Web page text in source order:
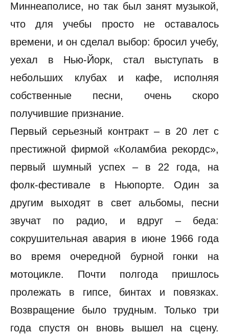
Миннеаполисе, но так был занят музыкой,
что для учебы просто не оставалось
времени, и он сделал выбор: бросил учебу,
уехал в Нью-Йорк, стал выступать в
небольших клубах и кафе, исполняя
собственные песни, очень скоро
получившие признание.
Первый серьезный контракт – в 20 лет с
престижной фирмой «Коламбиа рекордс»,
первый шумный успех – в 22 года, на
фолк-фестивале в Ньюпорте. Один за
другим выходят в свет альбомы, песни
звучат по радио, и вдруг – беда:
сокрушительная авария в июне 1966 года
во время очередной бурной гонки на
мотоцикле. Почти полгода пришлось
пролежать в гипсе, бинтах и повязках.
Возвращение было трудным. Только три
года спустя он вновь вышел на сцену.